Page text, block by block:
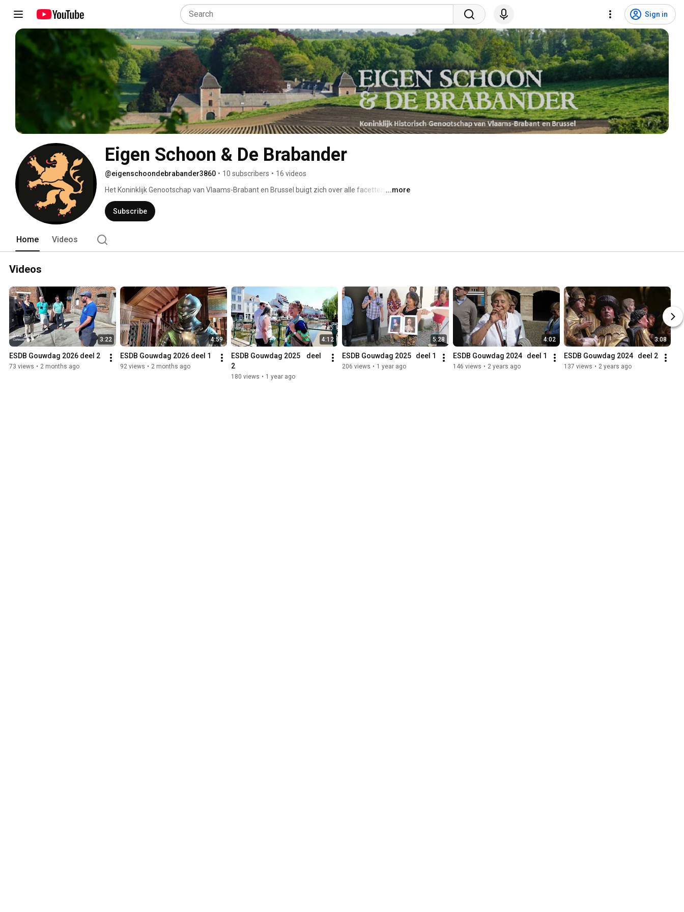
Sign in
Eigen Schoon & De Brabander
@eigenschoondebrabander3860 • 10 subscribers • 16 videos
Het Koninklijk Genootschap van Vlaams-Brabant en Brussel buigt zich over alle facetten van de
erfgoedsector.
...more
Subscribe
Home Videos
Videos
3:22
ESDB Gouwdag 2026 deel 2
73 views • 2 months ago
4:59
ESDB Gouwdag 2026 deel 1
92 views • 2 months ago
4:12
ESDB Gouwdag 2025    deel
2
180 views • 1 year ago
5:28
ESDB Gouwdag 2025   deel 1
206 views • 1 year ago
4:02
ESDB Gouwdag 2024   deel 1
146 views • 2 years ago
3:08
ESDB Gouwdag 2024   deel 2
137 views • 2 years ago